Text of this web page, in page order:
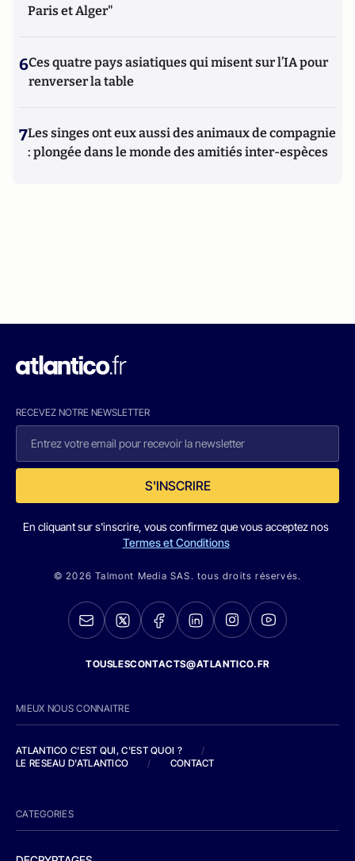
Paris et Alger"
6Ces quatre pays asiatiques qui misent sur l’IA pour
renverser la table
7Les singes ont eux aussi des animaux de compagnie
: plongée dans le monde des amitiés inter-espèces
RECEVEZ NOTRE NEWSLETTER
S'INSCRIRE
En cliquant sur s'inscrire, vous confirmez que vous acceptez nos
Termes et Conditions
© 2026 Talmont Media SAS. tous droits réservés.
TOUSLESCONTACTS@ATLANTICO.FR
MIEUX NOUS CONNAITRE
ATLANTICO C'EST QUI, C'EST QUOI ?
/
LE RESEAU D'ATLANTICO
/ CONTACT
CATEGORIES